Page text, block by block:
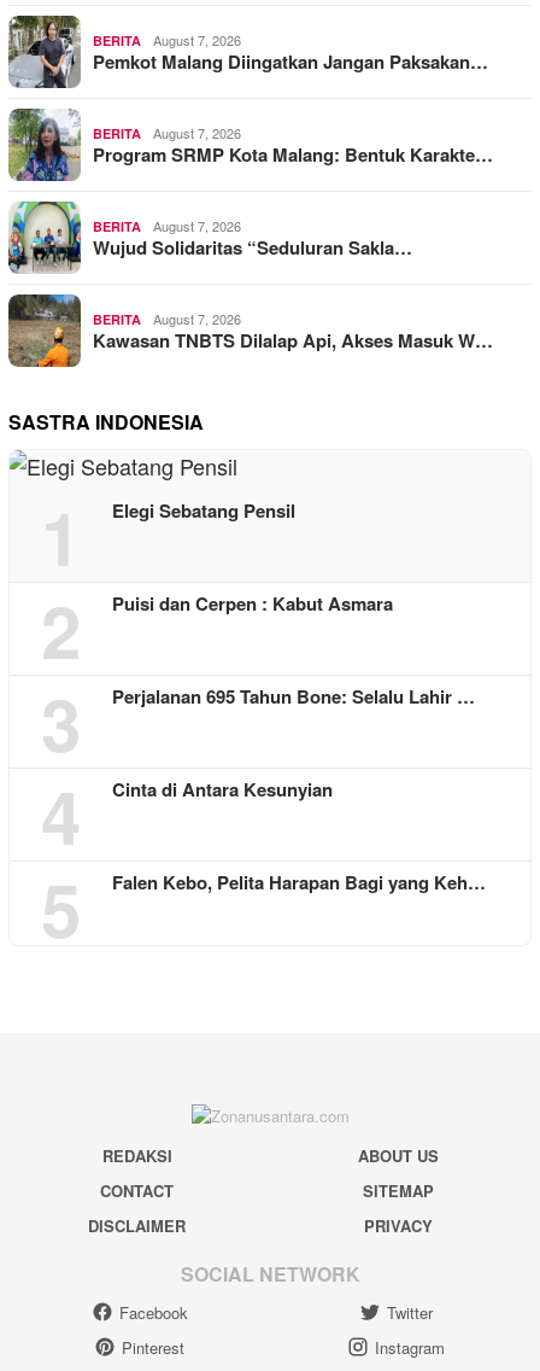
BERITA August 7, 2026
Pemkot Malang Diingatkan Jangan Paksakan…
BERITA August 7, 2026
Program SRMP Kota Malang: Bentuk Karakte…
BERITA August 7, 2026
Wujud Solidaritas “Seduluran Sakla…
BERITA August 7, 2026
Kawasan TNBTS Dilalap Api, Akses Masuk W…
SASTRA INDONESIA
1 Elegi Sebatang Pensil
2 Puisi dan Cerpen : Kabut Asmara
3 Perjalanan 695 Tahun Bone: Selalu Lahir …
4 Cinta di Antara Kesunyian
5 Falen Kebo, Pelita Harapan Bagi yang Keh…
REDAKSI
ABOUT US
CONTACT
SITEMAP
DISCLAIMER
PRIVACY
SOCIAL NETWORK
Facebook
Twitter
Pinterest
Instagram